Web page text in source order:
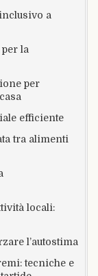
a
la
per
efficiente
tra alimenti
locali:
l’autostima
tecniche e